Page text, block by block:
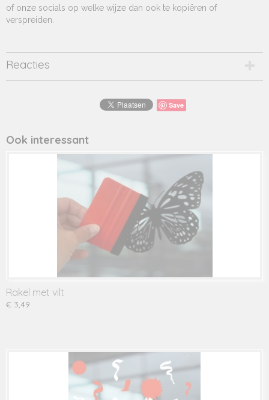
of onze socials op welke wijze dan ook te kopiëren of
verspreiden.
Reacties
Save
Ook interessant
Rakel met vilt
€ 3,49